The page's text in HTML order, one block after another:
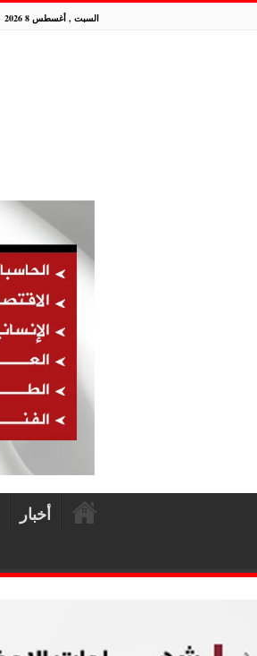
السبت , أغسطس 8 2026
أخبار